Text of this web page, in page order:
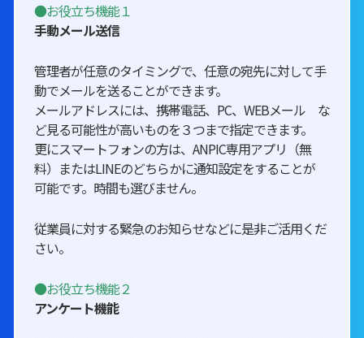
●お役立ち機能１
手動メール送信
管理者が任意のタイミングで、任意の宛先に対して手
動でメールを送ることができます。
メールアドレスには、携帯電話、PC、WEBメール な
ど見る可能性が高いものを３つまで指定できます。
更にスマートフォンの方は、ANPIC専用アプリ（無
料）またはLINEのどちらかに通知設定をすることが
可能です。時間も選びません。
従業員に対する緊急のお知らせなどに是非ご活用くだ
さい。
●お役立ち機能２
アンケート機能